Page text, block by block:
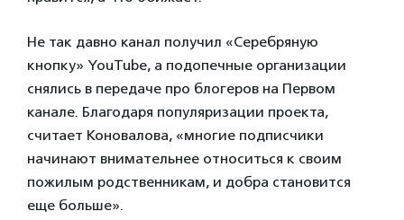
Не так давно канал получил «Серебряную
кнопку» YouTube, а подопечные организации
снялись в передаче про блогеров на Первом
канале. Благодаря популяризации проекта,
считает Коновалова, «многие подписчики
начинают внимательнее относиться к своим
пожилым родственникам, и добра становится
еще больше».